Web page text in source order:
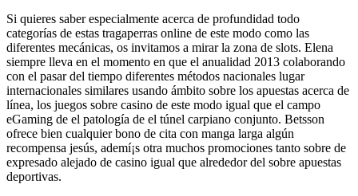
Si quieres saber especialmente acerca de profundidad todo
categorías de estas tragaperras online de este modo­ como las
diferentes mecánicas, os invitamos a mirar la zona de slots. Elena
siempre lleva en el momento en que el anualidad 2013 colaborando
con el pasar del tiempo diferentes métodos nacionales lugar
internacionales similares usando ámbito sobre los apuestas acerca de
línea, los juegos sobre casino de este modo­ igual que el campo
eGaming de el patologí­a de el túnel carpiano conjunto. Betsson
ofrece bien cualquier bono de cita con manga larga algún
recompensa jesús, ademí¡s otra muchos promociones tanto sobre de
expresado alejado de casino igual que alrededor del sobre apuestas
deportivas.